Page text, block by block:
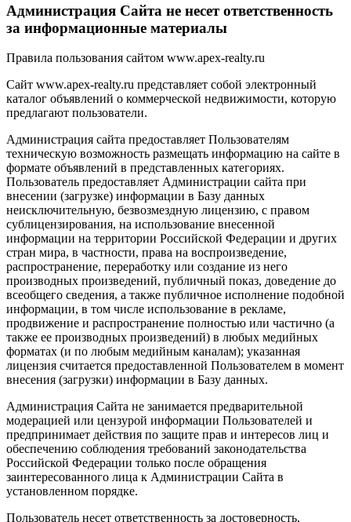
Администрация Сайта не несет ответственность
за информационные материалы
Правила пользования сайтом www.apex-realty.ru
Сайт www.apex-realty.ru представляет собой электронный
каталог объявлений о коммерческой недвижимости, которую
предлагают пользователи.
Администрация сайта предоставляет Пользователям
техническую возможность размещать информацию на сайте в
формате объявлений в представленных категориях.
Пользователь предоставляет Администрации сайта при
внесении (загрузке) информации в Базу данных
неисключительную, безвозмездную лицензию, с правом
сублицензирования, на использование внесенной
информации на территории Российской Федерации и других
стран мира, в частности, права на воспроизведение,
распространение, переработку или создание из него
производных произведений, публичный показ, доведение до
всеобщего сведения, а также публичное исполнение подобной
информации, в том числе использование в рекламе,
продвижение и распространение полностью или частично (а
также ее производных произведений) в любых медийных
форматах (и по любым медийным каналам); указанная
лицензия считается предоставленной Пользователем в момент
внесения (загрузки) информации в Базу данных.
Администрация Сайта не занимается предварительной
модерацией или цензурой информации Пользователей и
предпринимает действия по защите прав и интересов лиц и
обеспечению соблюдения требований законодательства
Российской Федерации только после обращения
заинтересованного лица к Администрации Сайта в
установленном порядке.
Пользователь несет ответственность за достоверность,